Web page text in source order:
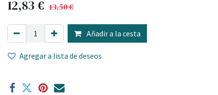
12,83 € 13,50€
Añadir a la cesta
Agregar a lista de deseos